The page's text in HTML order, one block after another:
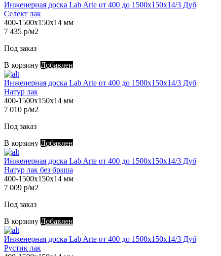
Инженерная доска Lab Arte от 400 до 1500х150х14/3 Дуб
Селект лак
400-1500х150х14 мм
7 435 р/м2
Под заказ
В корзину Добавлен
Инженерная доска Lab Arte от 400 до 1500х150х14/3 Дуб
Натур лак
400-1500х150х14 мм
7 010 р/м2
Под заказ
В корзину Добавлен
Инженерная доска Lab Arte от 400 до 1500х150х14/3 Дуб
Натур лак без браша
400-1500х150х14 мм
7 009 р/м2
Под заказ
В корзину Добавлен
Инженерная доска Lab Arte от 400 до 1500х150х14/3 Дуб
Рустик лак